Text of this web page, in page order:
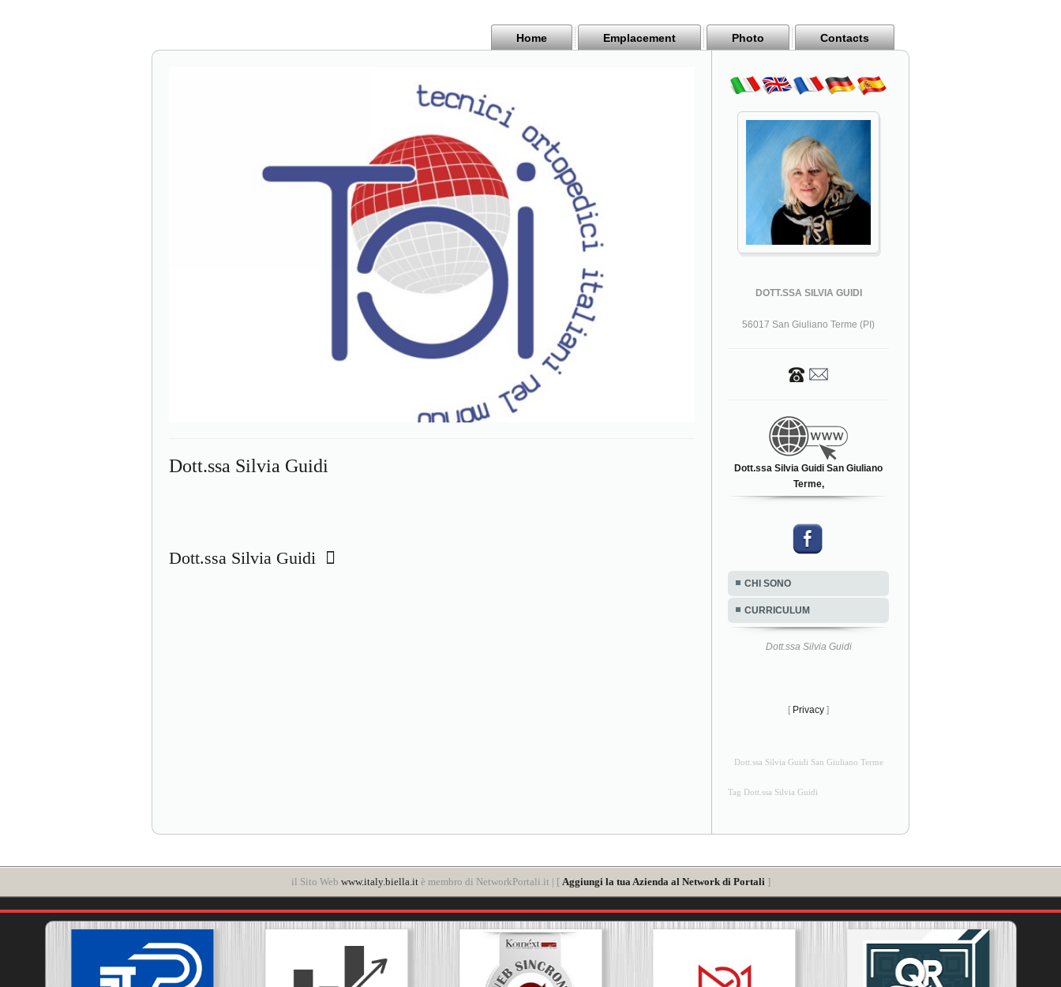
Home Emplacement Photo Contacts
Dott.ssa Silvia Guidi
Dott.ssa Silvia Guidi
DOTT.SSA SILVIA GUIDI
56017 San Giuliano Terme (PI)
Dott.ssa Silvia Guidi San Giuliano
Terme,
CHI SONO
CURRICULUM
Dott.ssa Silvia Guidi
[ Privacy ]
Dott.ssa Silvia Guidi San Giuliano Terme
Tag Dott.ssa Silvia Guidi
il Sito Web www.italy.biella.itè membro di NetworkPortali.it | [ Aggiungi la tua Azienda al Network di Portali ]